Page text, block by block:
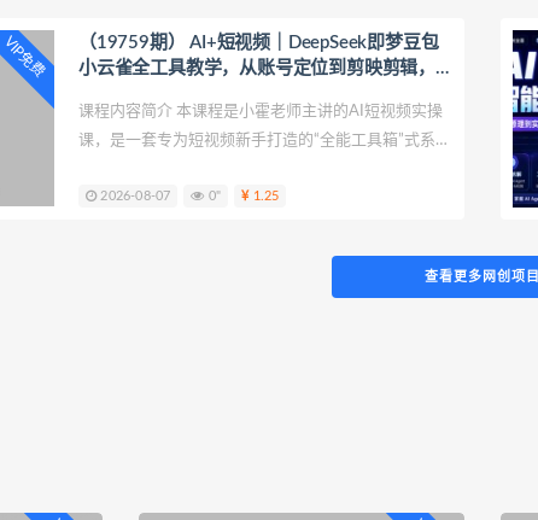
VIP免费
（19759期） AI+短视频｜DeepSeek即梦豆包
小云雀全工具教学，从账号定位到剪映剪辑，
课程内容简介 本课程是小霍老师主讲的AI短视频实操
课，是一套专为短视频新手打造的“全能工具箱”式系统
辑讲起，系统拆解剪映全套剪辑功能，零基础也能快
2026-08-07 0" 1.25
查看更多网创项目